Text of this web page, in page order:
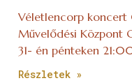
Véletlencorp koncert
Művelődési Központ
31- én pénteken
Részletek »